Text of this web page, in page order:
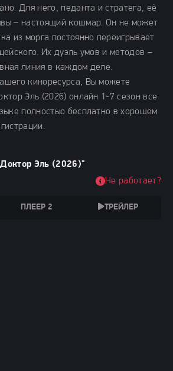
Для него, педанта и стратега, её
– настоящий кошмар. Он не может
из морга постоянно переигрывает
Их дуэль умов и методов –
линия в каждом деле.
киноресурса, Вы можете
Эль (2026) онлайн 1-7 сезон все
полностью бесплатно в хорошем
Эль (2026)"
ПЛЕЕР 2 ТРЕЙЛЕР
Не работает?